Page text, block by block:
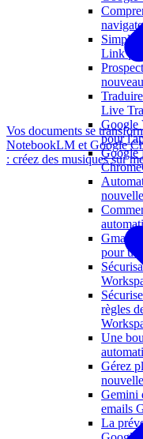
Link
Live
Google
pour
Google
Gmail
pour
règles
Une
Gérez
Gemini
emails
La
Vos documents se
NotebookLM et Google
: créez des musiques sur